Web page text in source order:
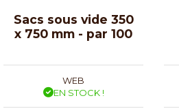
Sacs sous vide 350
x 750 mm - par 100
WEB
EN STOCK !